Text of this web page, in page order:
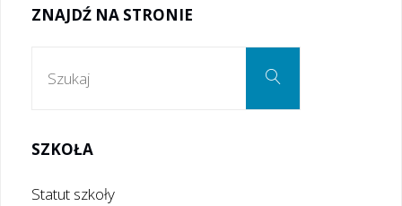
ZNAJDŹ NA STRONIE
Szukaj
SZKOŁA
Statut szkoły